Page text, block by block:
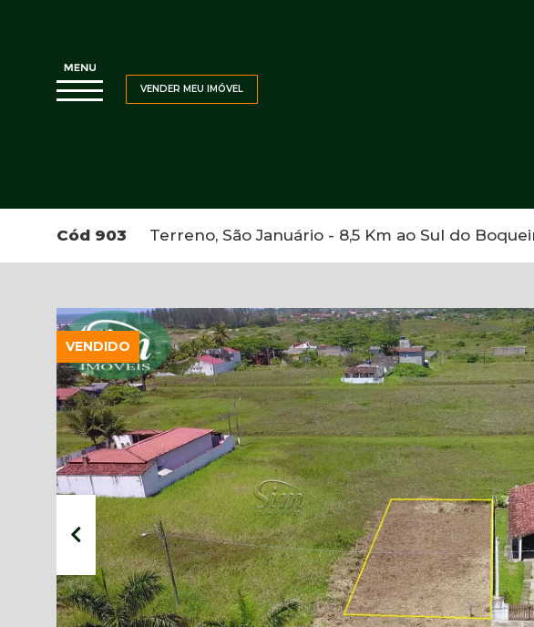
VENDER MEU IMÓVEL
Cód 903 Terreno, São Januário - 8,5 Km ao Sul do
VENDIDO